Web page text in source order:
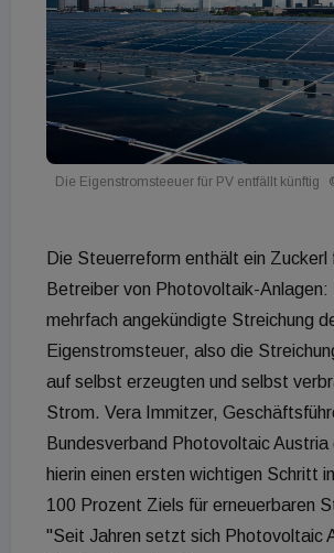
Die Eigenstromsteeuer für PV entfällt künftig
Die Steuerreform enthält ein Zuckerl
Betreiber von Photovoltaik-Anlagen:
mehrfach angekündigte Streichung
Eigenstromsteuer, also die
auf selbst erzeugten und selbst
Strom. Vera Immitzer,
Bundesverband Photovoltaic Austria
hierin einen ersten wichtigen Schritt
100 Prozent Ziels für erneuerbaren
"Seit Jahren setzt sich Photovoltaic